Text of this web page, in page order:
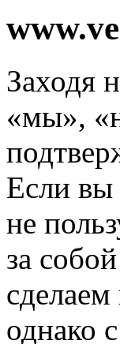
Заходя
«мы»,
Если вы
не
за
однако